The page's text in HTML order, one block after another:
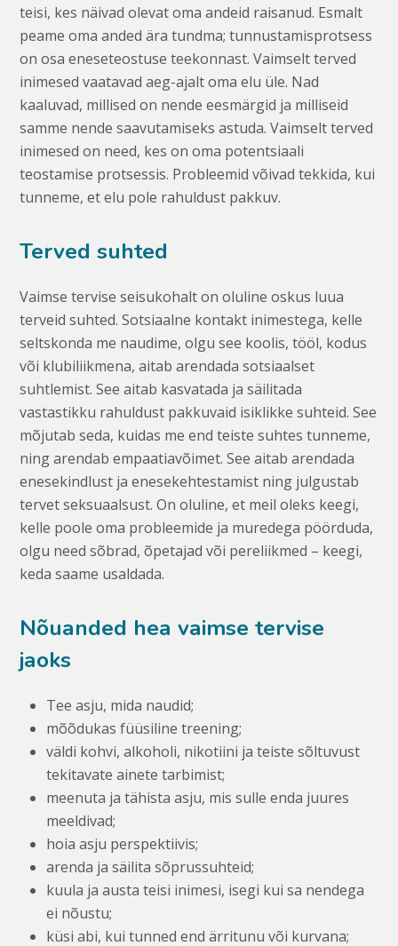
teisi, kes näivad olevat oma andeid raisanud. Esmalt
peame oma anded ära tundma; tunnustamisprotsess
on osa eneseteostuse teekonnast. Vaimselt terved
inimesed vaatavad aeg-ajalt oma elu üle. Nad
kaaluvad, millised on nende eesmärgid ja milliseid
samme nende saavutamiseks astuda. Vaimselt terved
inimesed on need, kes on oma potentsiaali
teostamise protsessis. Probleemid võivad tekkida, kui
tunneme, et elu pole rahuldust pakkuv.
Terved suhted
Vaimse tervise seisukohalt on oluline oskus luua
terveid suhted. Sotsiaalne kontakt inimestega, kelle
seltskonda me naudime, olgu see koolis, tööl, kodus
või klubiliikmena, aitab arendada sotsiaalset
suhtlemist. See aitab kasvatada ja säilitada
vastastikku rahuldust pakkuvaid isiklikke suhteid. See
mõjutab seda, kuidas me end teiste suhtes tunneme,
ning arendab empaatiavõimet. See aitab arendada
enesekindlust ja enesekehtestamist ning julgustab
tervet seksuaalsust. On oluline, et meil oleks keegi,
kelle poole oma probleemide ja muredega pöörduda,
olgu need sõbrad, õpetajad või pereliikmed – keegi,
keda saame usaldada.
Nõuanded hea vaimse tervise
jaoks
Tee asju, mida naudid;
mõõdukas füüsiline treening;
väldi kohvi, alkoholi, nikotiini ja teiste sõltuvust
tekitavate ainete tarbimist;
meenuta ja tähista asju, mis sulle enda juures
meeldivad;
hoia asju perspektiivis;
arenda ja säilita sõprussuhteid;
kuula ja austa teisi inimesi, isegi kui sa nendega
ei nõustu;
küsi abi, kui tunned end ärritunu või kurvana;